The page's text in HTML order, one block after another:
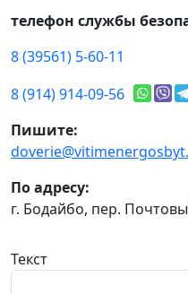
телефон службы
8 (39561) 5-60-11
8 (914) 914-09-56
Пишите:
По адресу:
г. Бодайбо, пер.
Текст